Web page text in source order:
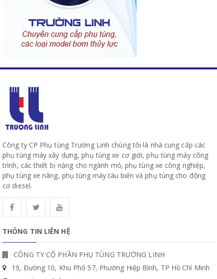
Công ty CP Phụ tùng Trường Linh chúng tôi là nhà cung cấp các
phụ tùng máy xây dựng, phụ tùng xe cơ giới, phụ tùng máy công
trình, các thiết bị nặng cho ngành mỏ, phụ tùng xe công nghiệp,
phụ tùng xe nâng, phụ tùng máy tàu biển và phụ tùng cho động
cơ diesel.
THÔNG TIN LIÊN HỆ
CÔNG TY CỔ PHẦN PHỤ TÙNG TRƯỜNG LINH
19, Đường 10, Khu Phố 57, Phường Hiệp Bình, TP Hồ Chí Minh